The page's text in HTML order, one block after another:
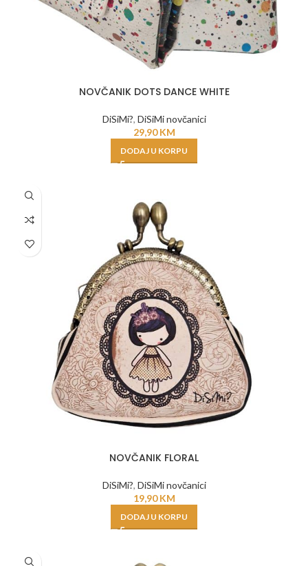
NOVČANIK DOTS DANCE WHITE
DiSiMi?, DiSiMi novčanici
29,90KM
DODAJ U KORPU
NOVČANIK FLORAL
DiSiMi?, DiSiMi novčanici
19,90KM
DODAJ U KORPU